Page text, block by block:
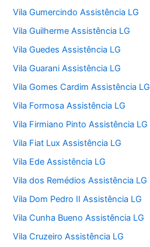
Vila Gumercindo Assistência LG
Vila Guilherme Assistência LG
Vila Guedes Assistência LG
Vila Guarani Assistência LG
Vila Gomes Cardim Assistência LG
Vila Formosa Assistência LG
Vila Firmiano Pinto Assistência LG
Vila Fiat Lux Assistência LG
Vila Ede Assistência LG
Vila dos Remédios Assistência LG
Vila Dom Pedro II Assistência LG
Vila Cunha Bueno Assistência LG
Vila Cruzeiro Assistência LG